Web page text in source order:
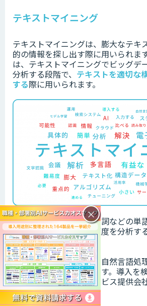
テキストマイニング
テキストマイニングは、膨大なテキ
的の情報を探し出す際に用いられま
は、テキストマイニングでビッグデ
分析する段階で、 テキストを適切な
する際に用いられます。
文章を名詞・形容詞・動詞などの単
同士の相関関係や出現頻度を分析す
報を判断し抽出します。
前述した事例以外にも、自然言語処
る事例はたくさんあります。導入を
は、一度開発会社やサービス提供会
ことをおすすめします。
×